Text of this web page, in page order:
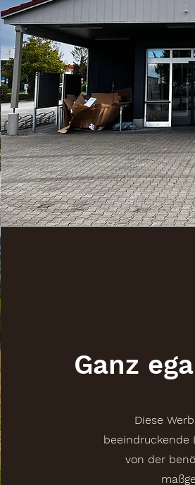
Ganz
Diese
beeindruckende
von der